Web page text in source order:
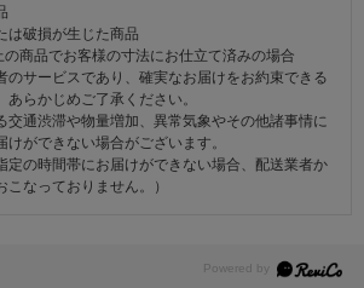
は破損が生じた商品
の商品でお客様の寸法にお仕立て済みの場合
のサービスであり、確実なお届けをお約束できる
らかじめご了承ください。
交通渋滞や物量増加、異常気象やその他諸事情に
ができない場合がございます。
定の時間帯にお届けができない場合、配送業者か
なっておりません。）